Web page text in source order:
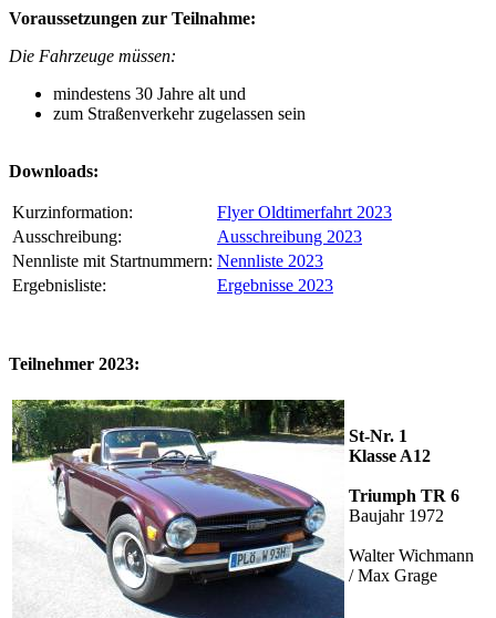
Voraussetzungen zur Teilnahme:
Die Fahrzeuge müssen:
mindestens 30 Jahre alt und
zum Straßenverkehr zugelassen sein
Downloads:
Kurzinformation:
Flyer Oldtimerfahrt 2023
Ausschreibung:
Ausschreibung 2023
Nennliste mit Startnummern: Nennliste 2023
Ergebnisliste:
Ergebnisse 2023
Teilnehmer 2023:
St-Nr. 1
Klasse A12
Triumph TR 6
Baujahr 1972
Walter Wichmann
/ Max Grage